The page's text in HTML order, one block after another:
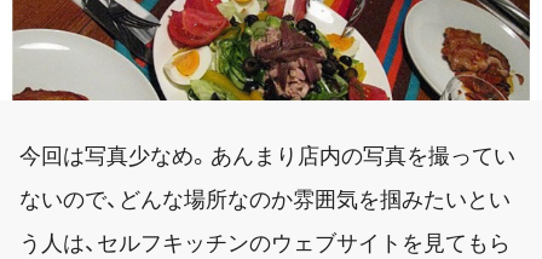
今回は写真少なめ。あんまり店内の写真を撮ってい
ないので、どんな場所なのか雰囲気を掴みたいとい
う人は、セルフキッチンのウェブサイトを見てもら